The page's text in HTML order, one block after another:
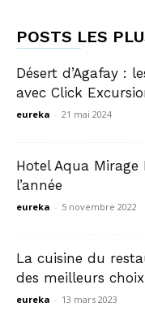
POSTS LES
Désert d’Agafay :
avec Click
eureka - 21 mai 2024
Hotel Aqua
l’année
eureka - 5 novembre 2022
La cuisine du
des meilleurs
eureka - 13 mars 2023